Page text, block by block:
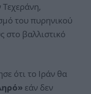
Τεχεράνη,
του πυρηνικού
στο βαλλιστικό
ότι το Ιράν θα
εάν δεν